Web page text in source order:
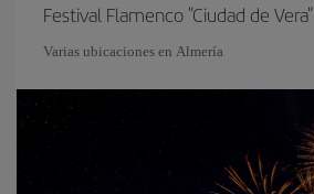
Festival Flamenco "Ciudad de Vera"
Varias ubicaciones en Almería